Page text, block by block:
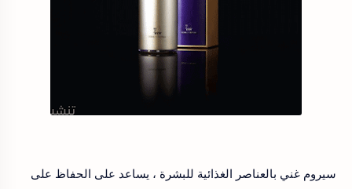
سيروم غني بالعناصر الغذائية للبشرة ، يساعد على الحفاظ على